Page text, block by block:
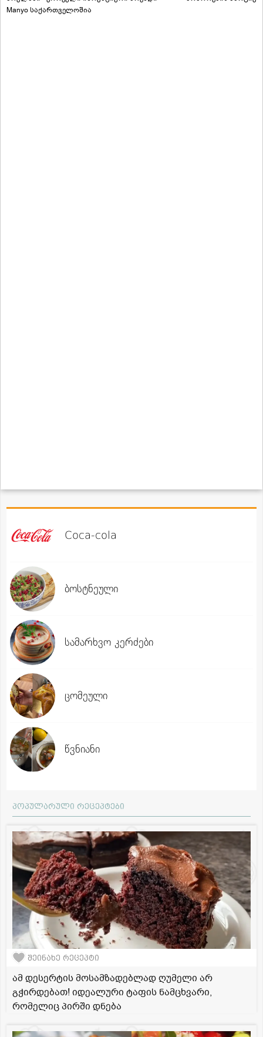
Manyo საქართველოშია
Coca-cola
ბოსტნეული
სამარხვო კერძები
ცომეული
წვნიანი
პოპულარული რეცეპტები
შეინახე რეცეპტი
ამ დესერტის მოსამზადებლად ღუმელი არ
გჭირდებათ! იდეალური ტაფის ნამცხვარი,
რომელიც პირში დნება